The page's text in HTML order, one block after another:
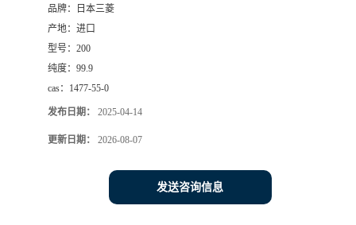
品牌：
日本三菱
产地： 进口
型号： 200
纯度： 99.9
cas： 1477-55-0
发布日期： 2025-04-14
更新日期： 2026-08-07
发送咨询信息